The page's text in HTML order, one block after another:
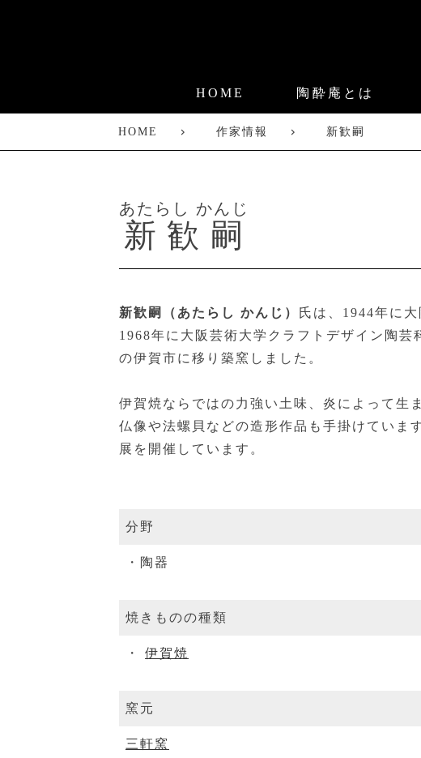
HOME 陶酔庵とは
HOME 作家情報 新歓嗣
新歓嗣
あたらし かんじ
新歓嗣（あたらし かんじ）
氏は、1944年に
1968年に大阪芸術大学クラフトデザイン陶
の伊賀市に移り築窯しました。
伊賀焼ならではの力強い土味、炎によって生
仏像や法螺貝などの造形作品も手掛けていま
展を開催しています。
分野
陶器
焼きものの種類
伊賀焼
窯元
三軒窯